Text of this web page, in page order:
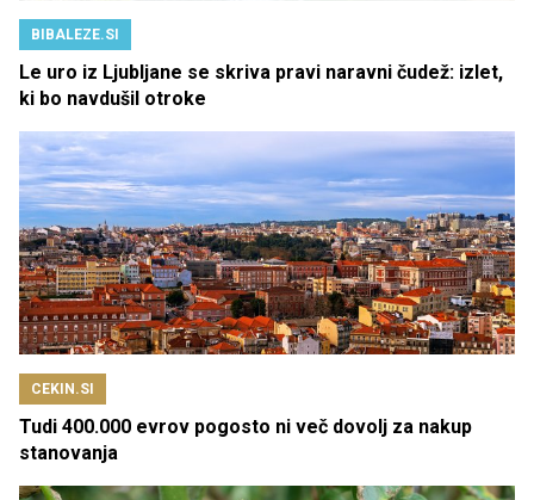
BIBALEZE.SI
Le uro iz Ljubljane se skriva pravi naravni čudež: izlet,
ki bo navdušil otroke
CEKIN.SI
Tudi 400.000 evrov pogosto ni več dovolj za nakup
stanovanja